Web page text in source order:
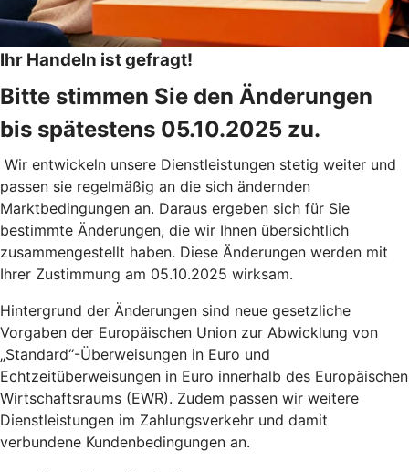
Ihr Handeln ist gefragt!
Bitte stimmen Sie den Änderungen
bis spätestens 05.10.2025 zu.
Wir entwickeln unsere Dienstleistungen stetig weiter und
passen sie regelmäßig an die sich ändernden
Marktbedingungen an. Daraus ergeben sich für Sie
bestimmte Änderungen, die wir Ihnen übersichtlich
zusammengestellt haben. Diese Änderungen werden mit
Ihrer Zustimmung am 05.10.2025 wirksam.
Hintergrund der Änderungen sind neue gesetzliche
Vorgaben der Europäischen Union zur Abwicklung von
„Standard“-Überweisungen in Euro und
Echtzeitüberweisungen in Euro innerhalb des Europäischen
Wirtschaftsraums (EWR). Zudem passen wir weitere
Dienstleistungen im Zahlungsverkehr und damit
verbundene Kundenbedingungen an.